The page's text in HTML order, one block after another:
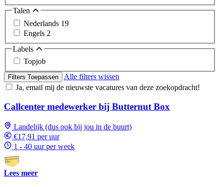
Talen
Nederlands 19
Engels 2
Labels
Topjob
Filters Toepassen
Alle filters wissen
Ja, email mij de nieuwste vacatures van deze zoekopdracht!
Callcenter medewerker bij Butternut Box
Landelijk (dus ook bij jou in de buurt)
€17,91 per uur
1 - 40 uur per week
Lees meer